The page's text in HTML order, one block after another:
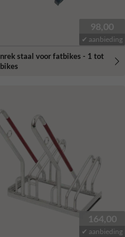
98,00
✔ aanbieding
staal voor fatbikes - 1 tot
164,00
✔ aanbieding